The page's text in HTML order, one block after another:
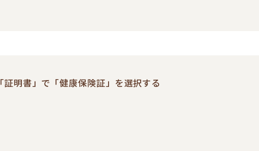
「証明書」で「健康保険証」を選択する